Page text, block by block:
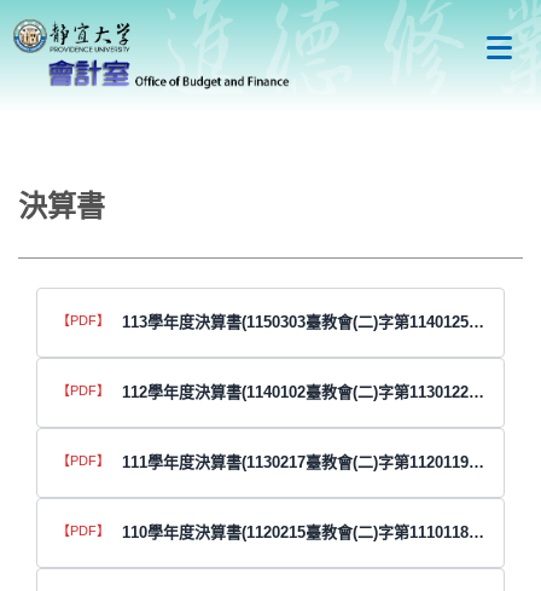
跳
到
決算書
113學年度決算書(1150303臺教會(二)字第1140125202號函)
112學年度決算書(1140102臺教會(二)字第1130122906號函)
111學年度決算書(1130217臺教會(二)字第1120119567號函)
110學年度決算書(1120215臺教會(二)字第1110118543號函)